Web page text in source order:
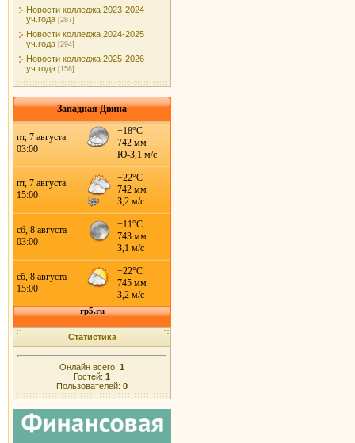
Новости колледжа 2023-2024
уч.года [287]
Новости колледжа 2024-2025
уч.года [294]
Новости колледжа 2025-2026
уч.года [158]
Западная Двина
Статистика
Онлайн всего: 1
Гостей: 1
Пользователей: 0